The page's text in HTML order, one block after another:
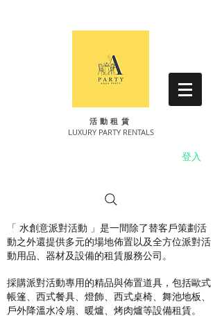
登入
​活動租賃
LUXURY PARTY RENTALS
「 水創意派對活動 」是一間除了替客戶策劃活
動之外還提供多元的場地佈置以及全方位派對活
動用品、器材及設備的租賃服務公司。
採購派對活動專用的精品與佈置道具，包括歐式
帳篷、西式餐具、燈飾、西式桌椅、舞池地板、
戶外降溫水冷扇、暖爐、烤肉爐等設備租賃。